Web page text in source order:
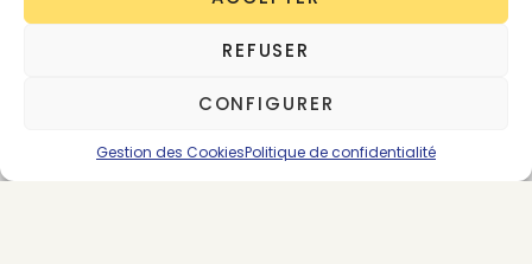
REFUSER
CONFIGURER
Gestion des CookiesPolitique de confidentialité
Pour nous contacter :
*Abonnement renouvelable par tacite